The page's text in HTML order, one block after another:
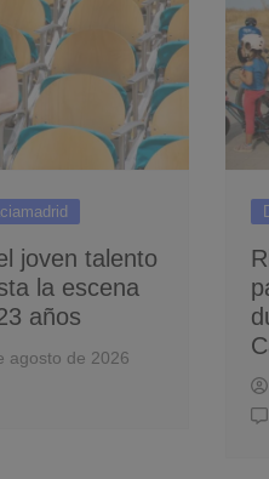
joven talento
la escena
años
agosto de 2026